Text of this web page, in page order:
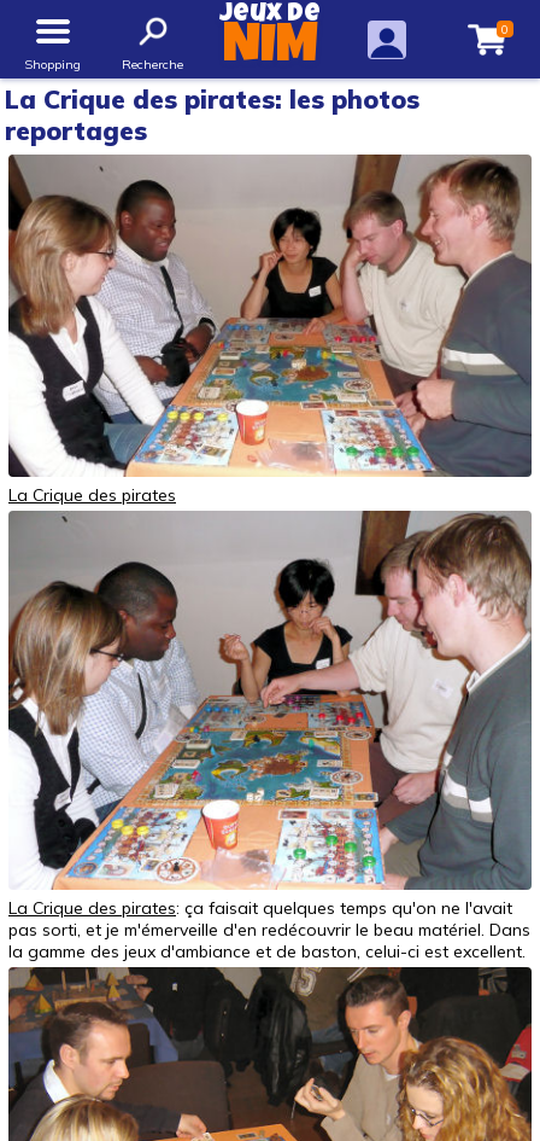
Shopping Recherche
Jeux de
NIM 0
La Crique des pirates: les photos
reportages
La Crique des pirates
La Crique des pirates: ça faisait quelques temps qu'on ne l'avait
pas sorti, et je m'émerveille d'en redécouvrir le beau matériel. Dans
la gamme des jeux d'ambiance et de baston, celui-ci est excellent.